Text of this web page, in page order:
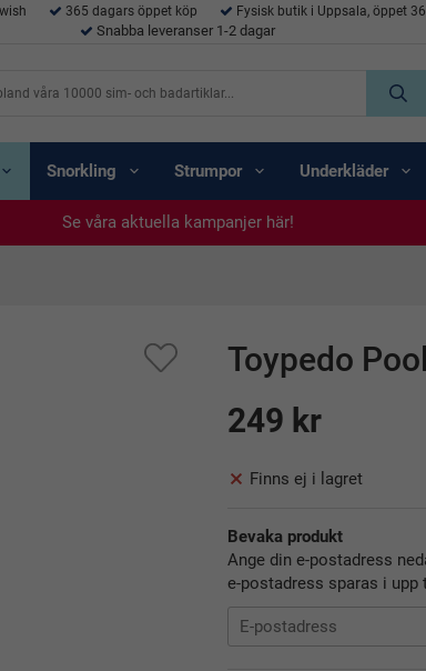
365 dagars öppet köp Fysisk butik i Uppsala, öppet
Snabba leveranser 1-2 dagar
Snorkling Strumpor Underkläder
Se våra aktuella kampanjer här!
Se våra aktuella kampanjer här!
Se våra aktuella kampanjer här!
Se våra aktuella kampanjer här!
Toypedo
249 kr
Finns ej i lagret
Bevaka produkt
Ange din e-postadress
e-postadress sparas i upp